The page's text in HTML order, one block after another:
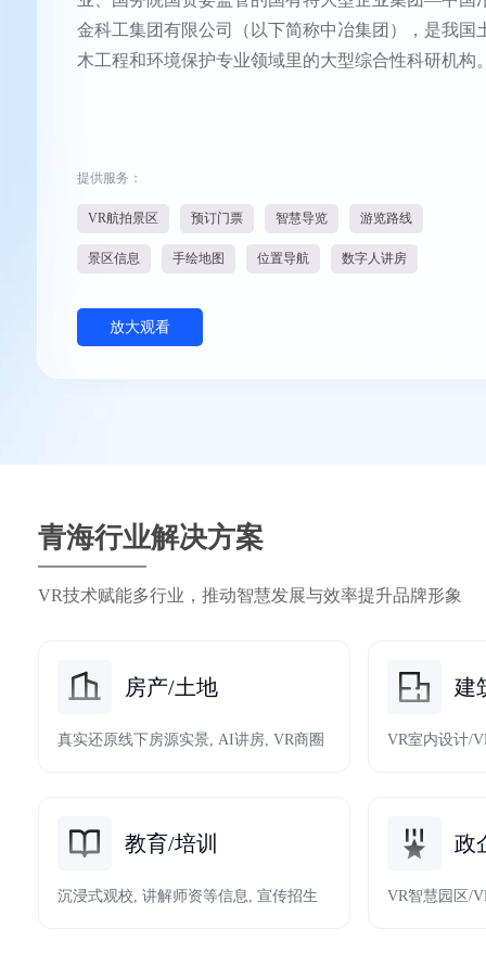
金科工集团有限公司（以下简称中冶集团），是我国
木工程和环境保护专业领域里的大型综合性科研机构
提供服务：
VR航拍景区 预订门票 智慧导览 游览路线
景区信息 手绘地图 位置导航 数字人讲房
放大观看
青海行业解决方案
VR技术赋能多行业，推动智慧发展与效率提升品牌形象
房产/土地
真实还原线下房源实景, AI讲房, VR商圈
建
VR室内设计/
教育/培训
沉浸式观校, 讲解师资等信息, 宣传招生
政
VR智慧园区/